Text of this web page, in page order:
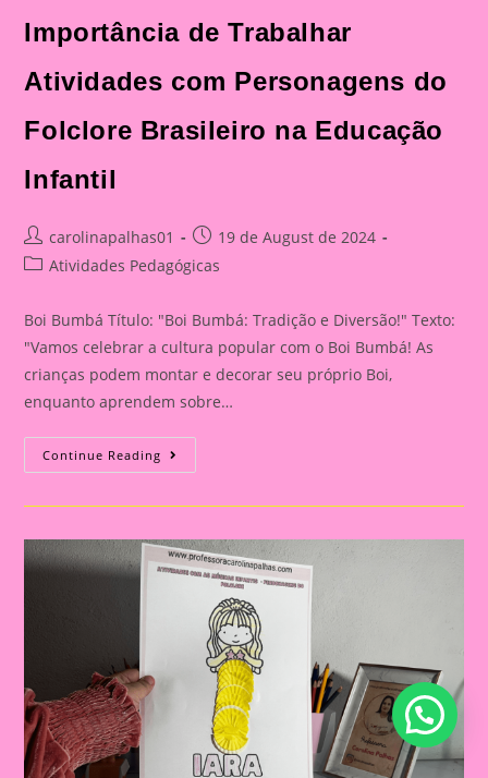
Importância de Trabalhar
Atividades com Personagens do
Folclore Brasileiro na Educação
Infantil
Post
author:
carolinapalhas01
Post
published:
19 de August de 2024
PostAtividades Pedagógicas
Boi Bumbá Título: "Boi Bumbá: Tradição e Diversão!" Texto:
"Vamos celebrar a cultura popular com o Boi Bumbá! As
crianças podem montar e decorar seu próprio Boi,
enquanto aprendem sobre…
Continue Reading Boi
Bumbá:
E
Os
Personagem
Do
Folclore|A
Importância
Trabalhar
Atividades
Personagens
Folclore
Brasileiro
Educação